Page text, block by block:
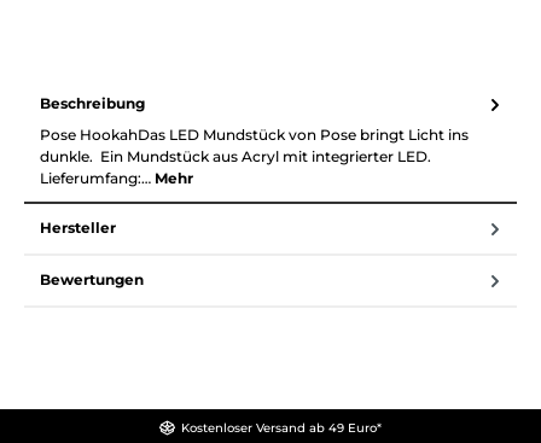
Beschreibung
Pose HookahDas LED Mundstück von Pose bringt Licht ins
dunkle. Ein Mundstück aus Acryl mit integrierter LED.
Lieferumfang:… Mehr
Hersteller
Bewertungen
Kostenloser Versand ab 49 Euro*